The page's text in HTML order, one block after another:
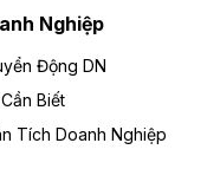
km, tổng mức đầu
đầu tư Dự
vốn 563 tỷ
Nghiệp
Động DN
Biết
Tích Doanh Nghiệp